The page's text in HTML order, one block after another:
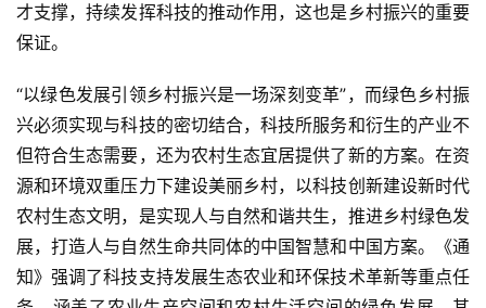
才支撑，持续发挥科技的推动作用，这也是乡村振兴的重要
保证。
“以绿色发展引领乡村振兴是一场深刻变革”，而绿色乡村振
兴必须实现与科技的密切结合，科技所服务和衍生的产业不
但符合生态需要，还为农村生态宜居提供了新的方案。在资
源和环境双重压力下建设美丽乡村，以科技创新建设新时代
农村生态文明，是实现人与自然和谐共生，推进乡村绿色发
展，打造人与自然生命共同体的中国智慧和中国方案。《通
知》强调了科技支持发展生态农业和环保技术革新等重点任